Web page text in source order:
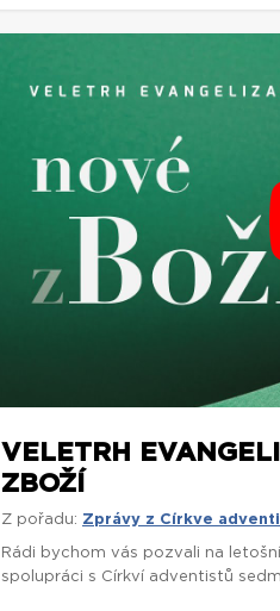
VELETRH
ZBOŽÍ
Z pořadu: Zprávy z Církve
Rádi bychom vás pozvali na
spolupráci s Církví adventistů